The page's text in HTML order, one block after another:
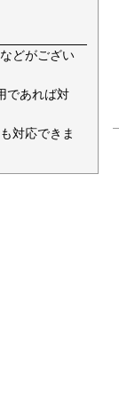
どがござい
であれば対
対応できま